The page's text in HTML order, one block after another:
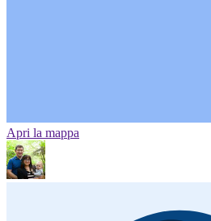
Apri la mappa